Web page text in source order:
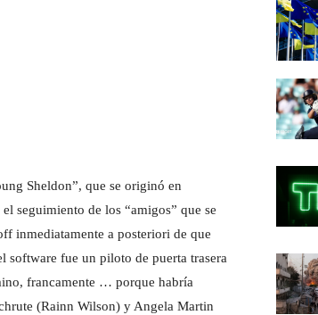
Sheldon”, que se originó en
seguimiento de los “amigos” que se
inmediatamente a posteriori de que
fue un piloto de puerta trasera
francamente … porque habría
(Rainn Wilson) y Angela Martin